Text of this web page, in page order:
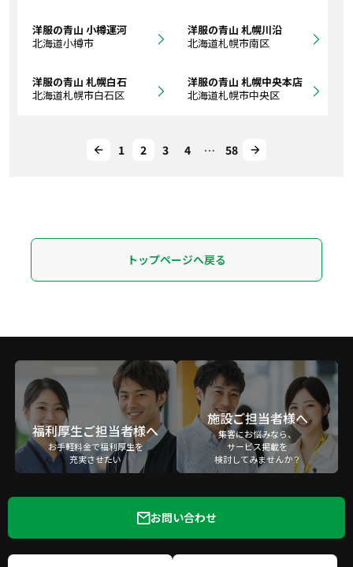
洋服の青山 小樽運河
北海道小樽市
洋服の青山 札幌川沿
北海道札幌市南区
洋服の青山 札幌白石
北海道札幌市白石区
洋服の青山 札幌中央本店
北海道札幌市中央区
1 2 3 4 … 58
トップページへ戻る
福利厚生ご担当者様へ
お手軽料金で福利厚生を
充実させたい
施設ご担当者様へ
集客にお悩みなら、
サービス掲載を
検討してみませんか？
お問い合わせ